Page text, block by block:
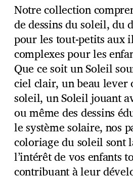
Notre collection
de dessins du soleil, du
pour les tout-petits aux
complexes pour les
Que ce soit un Soleil
ciel clair, un beau lever
soleil, un Soleil jouant
ou même des dessins
le système solaire, nos
coloriage du soleil sont
l’intérêt de vos enfants
contribuant à leur